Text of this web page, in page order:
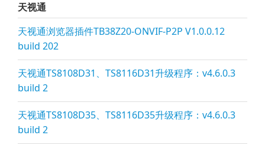
天视通
天视通浏览器插件TB38Z20-ONVIF-P2P V1.0.0.12
build 202
天视通TS8108D31、TS8116D31升级程序：v4.6.0.3
build 2
天视通TS8108D35、TS8116D35升级程序：v4.6.0.3
build 2